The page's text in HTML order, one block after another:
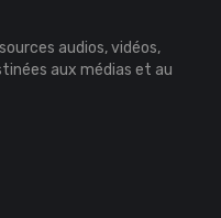
audios, vidéos,
aux médias et au